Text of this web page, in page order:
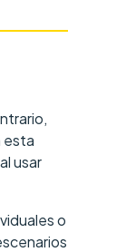
esta
usar
o